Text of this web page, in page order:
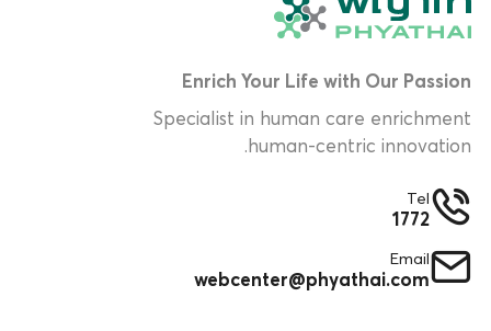
Enrich Your Life with Our Passion
Specialist in human care enrichment
human-centric innovation.
Tel
1772
Email
webcenter@phyathai.com